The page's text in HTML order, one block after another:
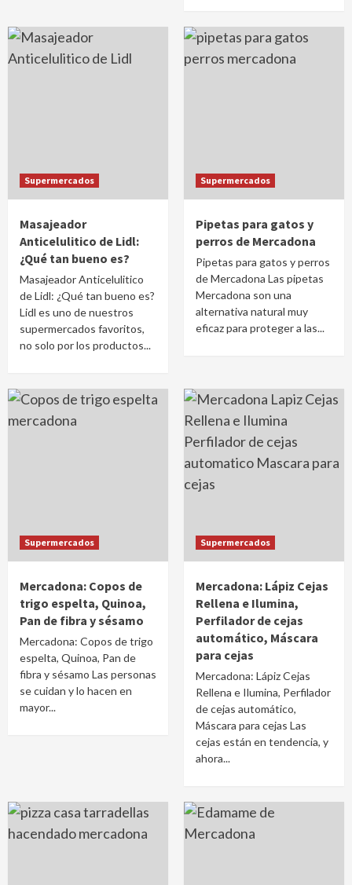
Supermercados
Masajeador
Anticelulitico de Lidl:
¿Qué tan bueno es?
Masajeador Anticelulitico
de Lidl: ¿Qué tan bueno es?
Lidl es uno de nuestros
supermercados favoritos,
no solo por los productos...
Supermercados
Pipetas para gatos y
perros de Mercadona
Pipetas para gatos y perros
de Mercadona Las pipetas
Mercadona son una
alternativa natural muy
eficaz para proteger a las...
Supermercados
Mercadona: Copos de
trigo espelta, Quinoa,
Pan de fibra y sésamo
Mercadona: Copos de trigo
espelta, Quinoa, Pan de
fibra y sésamo Las personas
se cuidan y lo hacen en
mayor...
Supermercados
Mercadona: Lápiz Cejas
Rellena e Ilumina,
Perfilador de cejas
automático, Máscara
para cejas
Mercadona: Lápiz Cejas
Rellena e Ilumina, Perfilador
de cejas automático,
Máscara para cejas Las
cejas están en tendencia, y
ahora...